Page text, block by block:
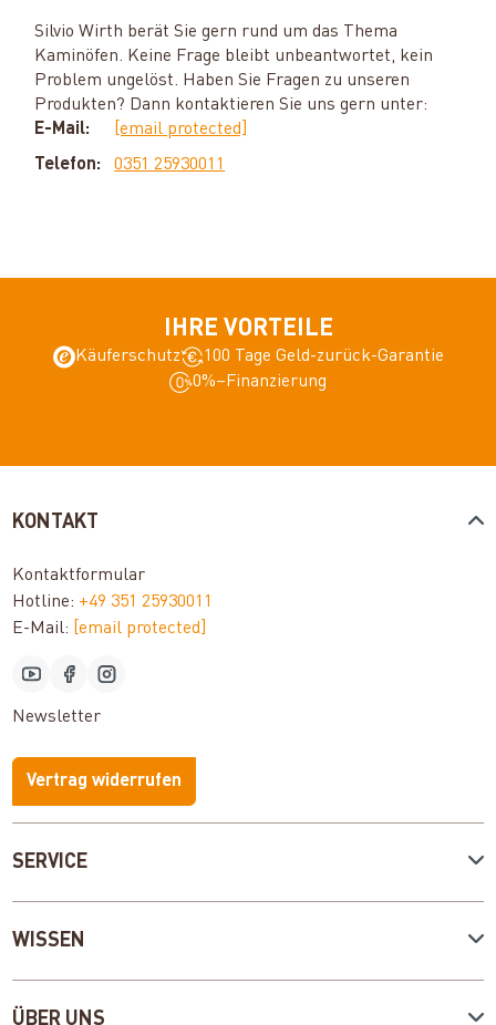
Silvio Wirth berät Sie gern rund um das Thema
Kaminöfen. Keine Frage bleibt unbeantwortet, kein
Problem ungelöst. Haben Sie Fragen zu unseren
Produkten? Dann kontaktieren Sie uns gern unter:
E-Mail:
[email protected]
Telefon:
0351 25930011
IHRE VORTEILE
Käuferschutz
100 Tage Geld-zurück-Garantie
0%–Finanzierung
SERVICE
WISSEN
ÜBER UNS
KONTAKT
Kontaktformular
Hotline: +49 351 25930011
E-Mail:
[email protected]
Newsletter
Vertrag widerrufen